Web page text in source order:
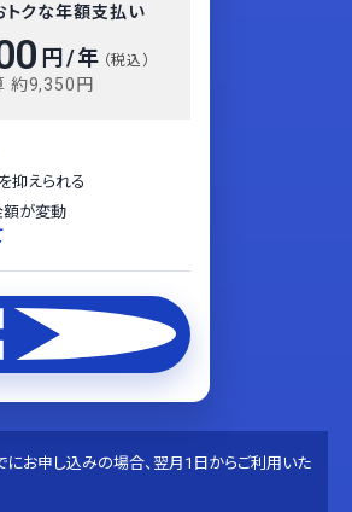
トクな年額支払い
円 / 年 （税込）
約9,350円
抑えられる
額が変動
を申し込む
にお申し込みの場合、翌月1日からご利用いた